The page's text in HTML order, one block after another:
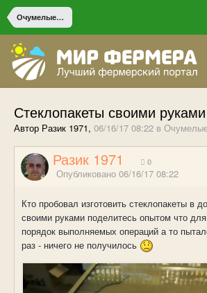
Очумелые ручки
Стеклопакеты своими руками
Автор Разик 1971, 06/16/17 08:22 в
Разик 1971 0
Опубликовано 06/16/17 08:22
Кто пробовал изготовить стеклопакеты в
своими руками поделитесь опытом что
порядок выполняемых операций а то
раз - ничего не получилось